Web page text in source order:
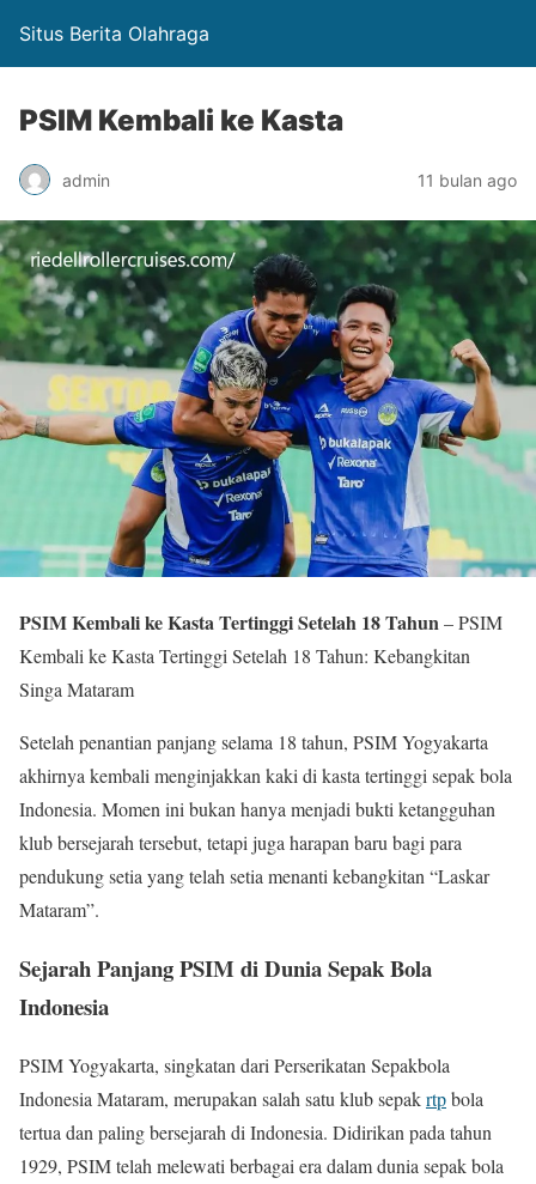
Situs Berita Olahraga
PSIM Kembali ke Kasta
admin 11 bulan ago
PSIM Kembali ke Kasta Tertinggi Setelah 18 Tahun– PSIM
Kembali ke Kasta Tertinggi Setelah 18 Tahun: Kebangkitan
Singa Mataram
Setelah penantian panjang selama 18 tahun, PSIM Yogyakarta
akhirnya kembali menginjakkan kaki di kasta tertinggi sepak bola
Indonesia. Momen ini bukan hanya menjadi bukti ketangguhan
klub bersejarah tersebut, tetapi juga harapan baru bagi para
pendukung setia yang telah setia menanti kebangkitan “Laskar
Mataram”.
Sejarah Panjang PSIM di Dunia Sepak Bola
Indonesia
PSIM Yogyakarta, singkatan dari Perserikatan Sepakbola
Indonesia Mataram, merupakan salah satu klub sepakrtpbola
tertua dan paling bersejarah di Indonesia. Didirikan pada tahun
1929, PSIM telah melewati berbagai era dalam dunia sepak bola